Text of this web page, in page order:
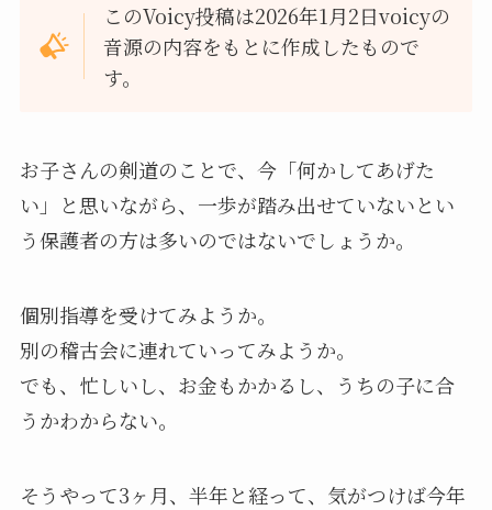
このVoicy投稿は2026年1月2日voicyの
音源の内容をもとに作成したもので
す。
お子さんの剣道のことで、今「何かしてあげた
い」と思いながら、一歩が踏み出せていないとい
う保護者の方は多いのではないでしょうか。
個別指導を受けてみようか。
別の稽古会に連れていってみようか。
でも、忙しいし、お金もかかるし、うちの子に合
うかわからない。
そうやって3ヶ月、半年と経って、気がつけば今年